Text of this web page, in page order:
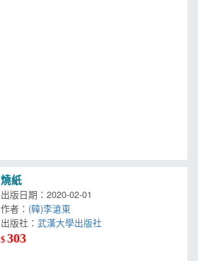
燒紙
出版日期：2020-02-01
作者： (韓)李滄東
出版社：武漢大學出版社
$303